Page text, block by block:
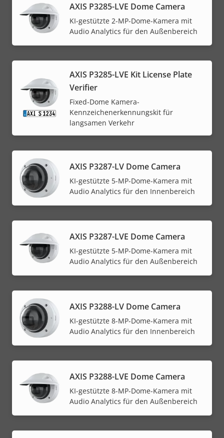
AXIS P3285-LVE Dome Camera
KI-gestützte 2-MP-Dome-Kamera mit
Audio Analytics für den Außenbereich
AXIS P3285-LVE Kit License Plate
Verifier
Fixed-Dome Kamera-
Kennzeichenerkennungskit für
langsamen Verkehr
AXIS P3287-LV Dome Camera
KI-gestützte 5-MP-Dome-Kamera mit
Audio Analytics für den Innenbereich
AXIS P3287-LVE Dome Camera
KI-gestützte 5-MP-Dome-Kamera mit
Audio Analytics für den Außenbereich
AXIS P3288-LV Dome Camera
KI-gestützte 8-MP-Dome-Kamera mit
Audio Analytics für den Innenbereich
AXIS P3288-LVE Dome Camera
KI-gestützte 8-MP-Dome-Kamera mit
Audio Analytics für den Außenbereich